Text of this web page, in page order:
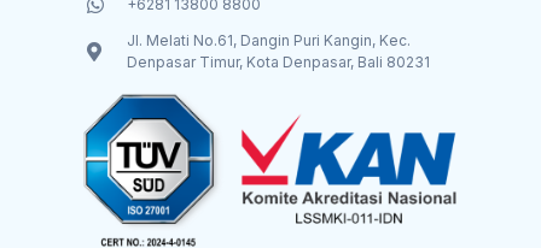
+6281 13800 8800
Jl. Melati No.61, Dangin Puri Kangin, Kec.
Denpasar Timur, Kota Denpasar, Bali 80231